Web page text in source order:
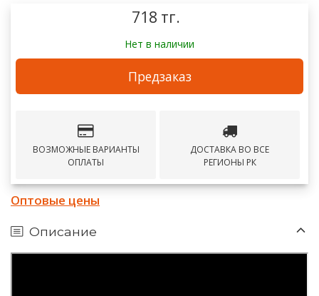
718 тг.
Нет в наличии
Предзаказ
ВОЗМОЖНЫЕ ВАРИАНТЫ
ОПЛАТЫ
ДОСТАВКА ВО ВСЕ
РЕГИОНЫ РК
Оптовые цены
Описание